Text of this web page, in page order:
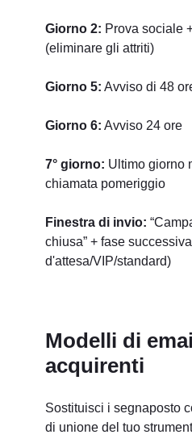
Giorno 2: Prova sociale
(eliminare gli attriti)
Giorno 5: Avviso di 48
Giorno 6: Avviso 24 ore
7° giorno: Ultimo giorno
chiamata pomeriggio
Finestra di invio:
chiusa” + fase
d'attesa/VIP/standard)
Modelli di
acquirenti
Sostituisci i segnaposto
di unione del tuo